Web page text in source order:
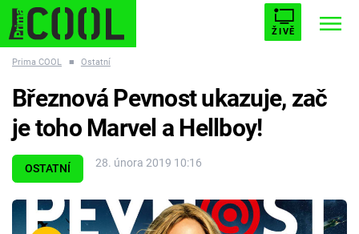
ŽIVĚ
ESCAPE PLNEJ KOTEL AVENGERS 5
Témata
Prima COOL ■ Ostatní
OSTATNÍ 28. února 2019 10:16
Březnová Pevnost ukazuje, zač
je toho Marvel a Hellboy!